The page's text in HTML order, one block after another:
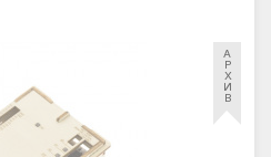
А
Р
Х
И
В